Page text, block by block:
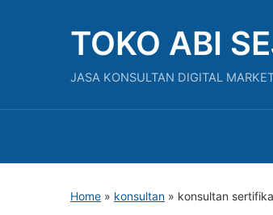
TOKO ABI
JASA KONSULTAN DIGITAL
Home » konsultan » konsultan